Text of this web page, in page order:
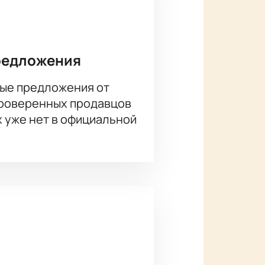
игрой актеров, но и
увидеть, как
и удобный способ
предложения от
продавцов
нет в официальной